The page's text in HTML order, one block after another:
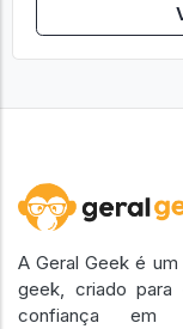
A Geral Geek é
geek, criado para
confiança em